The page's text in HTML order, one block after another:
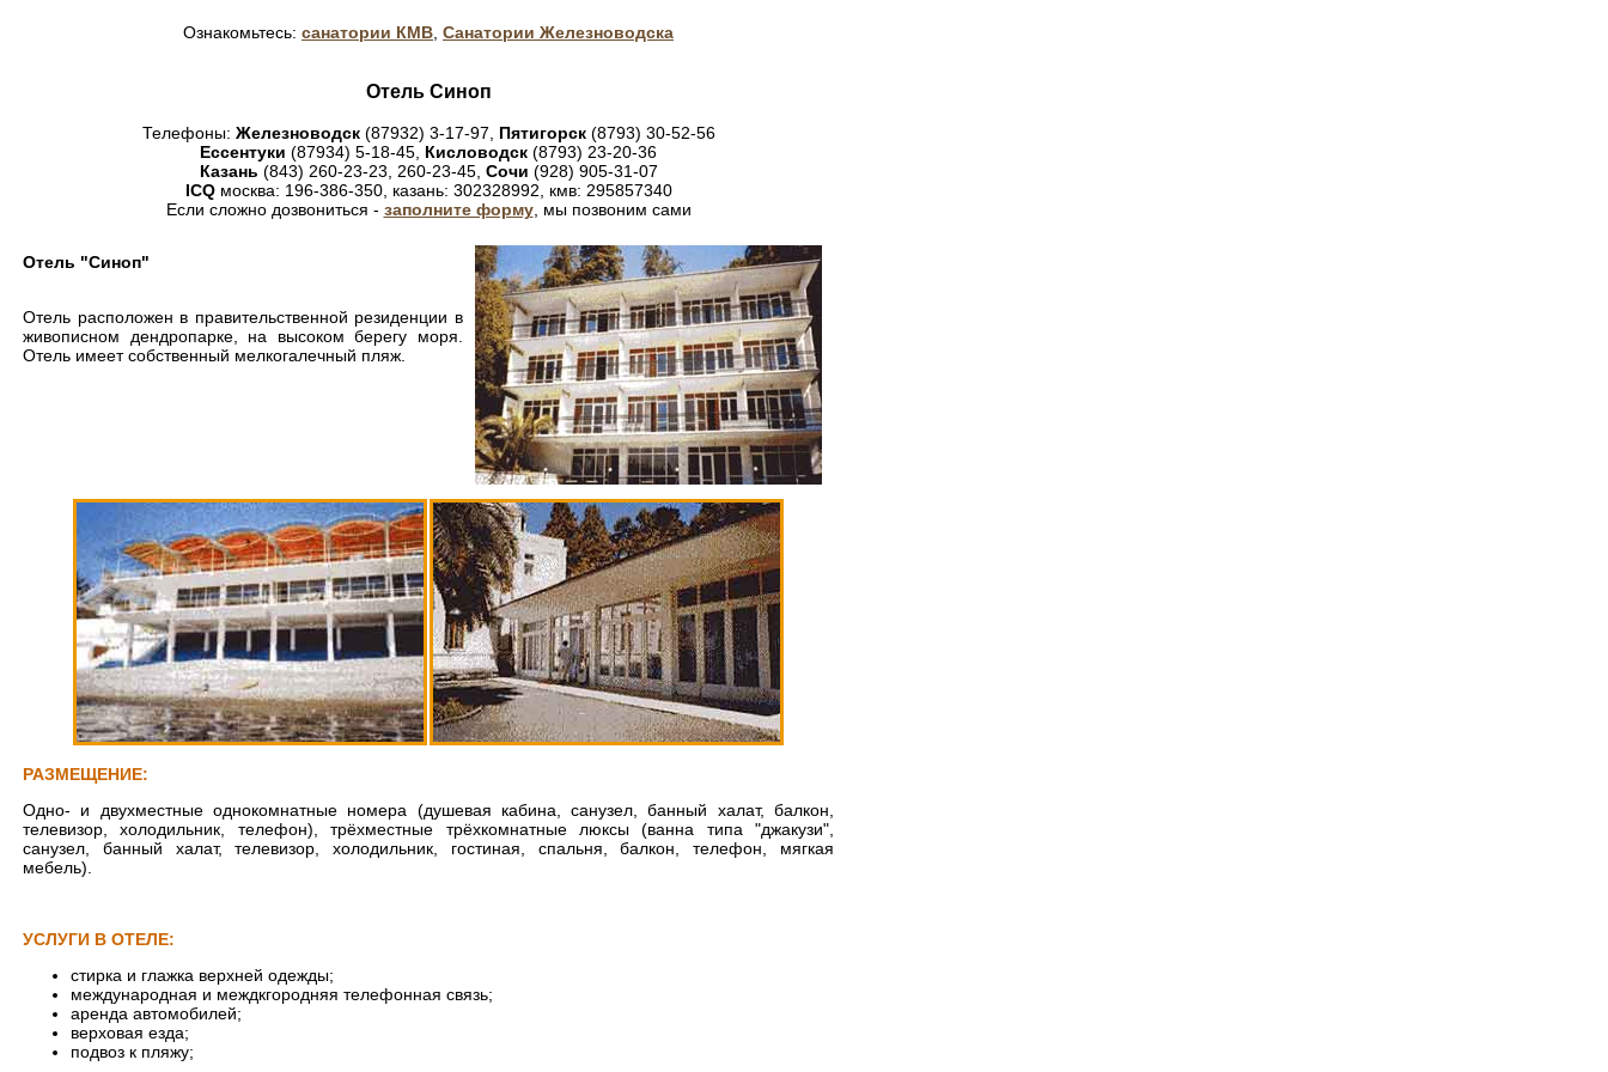
Ознакомьтесь: санатории КМВ Санатории Железноводска
Отель Синоп
Телефоны: Железноводск(87932) 3-17-97, Пятигорск(8793) 30-52-56
Ессентуки (87934) 5-18-45, Кисловодск (8793) 23-20-36
Казань (843) 260-23-23, 260-23-45, Сочи (928) 905-31-07
ICQмосква: 196-386-350, казань: 302328992, кмв: 295857340
Если сложно дозвониться - заполните форму, мы позвоним сами
Отель "Синоп"
Отель расположен в правительственной резиденции в
живописном дендропарке, на высоком берегу моря.
Отель имеет собственный мелкогалечный пляж.
РАЗМЕЩЕНИЕ:
Одно- и двухместные однокомнатные номера (душевая кабина, санузел, банный халат, балкон,
телевизор, холодильник, телефон), трёхместные трёхкомнатные люксы (ванна типа "джакузи",
санузел, банный халат, телевизор, холодильник, гостиная, спальня, балкон, телефон, мягкая
мебель).
УСЛУГИ В ОТЕЛЕ:
стирка и глажка верхней одежды;
международная и междкгородняя телефонная связь;
аренда автомобилей;
верховая езда;
подвоз к пляжу;